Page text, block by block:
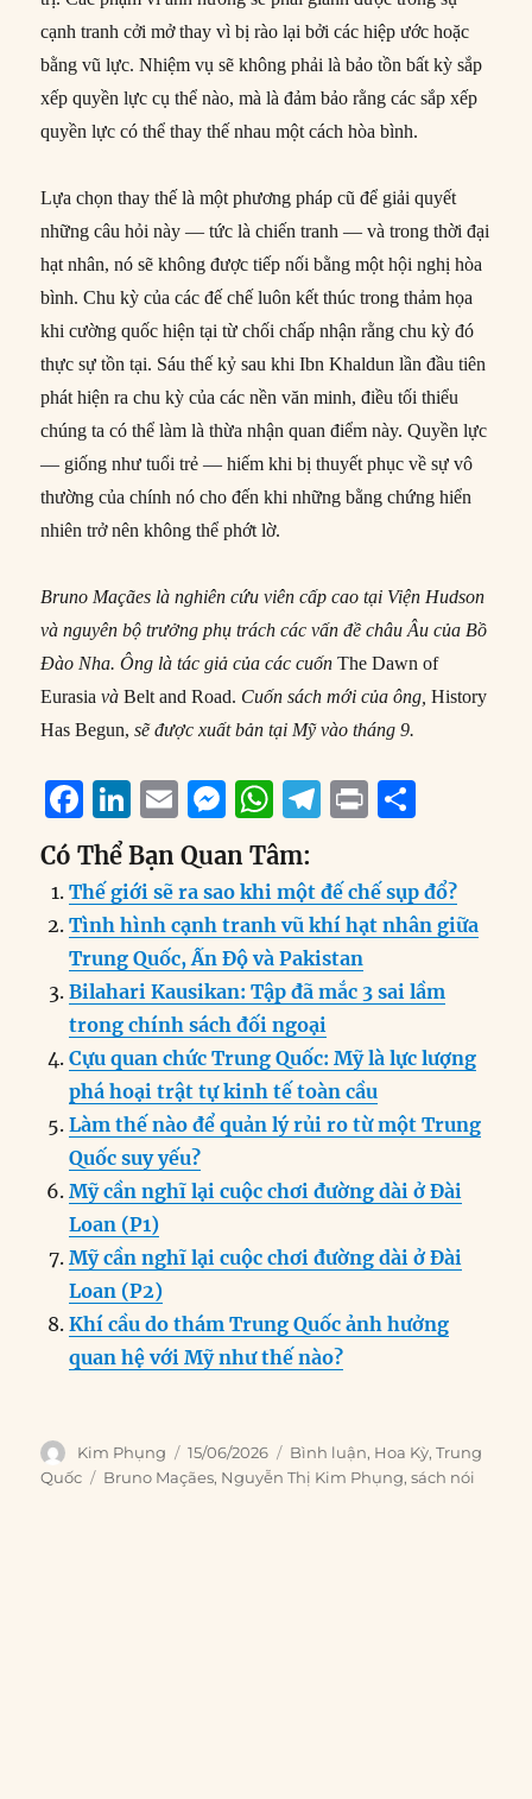
cạnh tranh cởi mở thay vì bị rào lại bởi các hiệp ước hoặc
bằng vũ lực. Nhiệm vụ sẽ không phải là bảo tồn bất kỳ sắp
xếp quyền lực cụ thể nào, mà là đảm bảo rằng các sắp xếp
quyền lực có thể thay thế nhau một cách hòa bình.
Lựa chọn thay thế là một phương pháp cũ để giải quyết
những câu hỏi này — tức là chiến tranh — và trong thời đại
hạt nhân, nó sẽ không được tiếp nối bằng một hội nghị hòa
bình. Chu kỳ của các đế chế luôn kết thúc trong thảm họa
khi cường quốc hiện tại từ chối chấp nhận rằng chu kỳ đó
thực sự tồn tại. Sáu thế kỷ sau khi Ibn Khaldun lần đầu tiên
phát hiện ra chu kỳ của các nền văn minh, điều tối thiểu
chúng ta có thể làm là thừa nhận quan điểm này. Quyền lực
— giống như tuổi trẻ — hiếm khi bị thuyết phục về sự vô
thường của chính nó cho đến khi những bằng chứng hiển
nhiên trở nên không thể phớt lờ.
Bruno Maçães là nghiên cứu viên cấp cao tại Viện Hudson
và nguyên bộ trưởng phụ trách các vấn đề châu Âu của Bồ
Đào Nha. Ông là tác giả của các cuốn The Dawn of
Eurasiavà Belt and Road. Cuốn sách mới của ông, History
Has Begun,sẽ được xuất bản tại Mỹ vào tháng 9.
F
a
c
e
b
o
o
k
Li
n
k
e
d
I
n
E
m
ai
l
M
ss
e
n
g
er
W
h
at
s
A
p
p
T
e
g
r
a
m
P
n
t
a
re
Có Thể Bạn Quan Tâm:
Thế giới sẽ ra sao khi một đế chế sụp đổ?
Tình hình cạnh tranh vũ khí hạt nhân giữa
Trung Quốc, Ấn Độ và Pakistan
Bilahari Kausikan: Tập đã mắc 3 sai lầm
trong chính sách đối ngoại
Cựu quan chức Trung Quốc: Mỹ là lực lượng
phá hoại trật tự kinh tế toàn cầu
Làm thế nào để quản lý rủi ro từ một Trung
Quốc suy yếu?
Mỹ cần nghĩ lại cuộc chơi đường dài ở Đài
Loan (P1)
Mỹ cần nghĩ lại cuộc chơi đường dài ở Đài
Loan (P2)
Khí cầu do thám Trung Quốc ảnh hưởng
quan hệ với Mỹ như thế nào?
Author
Kim Phụng
Posted
on
15/06/2026 Categories
Bình luận, Hoa Kỳ,Trung
Quốc
Tags
Bruno Maçães, Nguyễn Thị Kim Phụng,sách nói